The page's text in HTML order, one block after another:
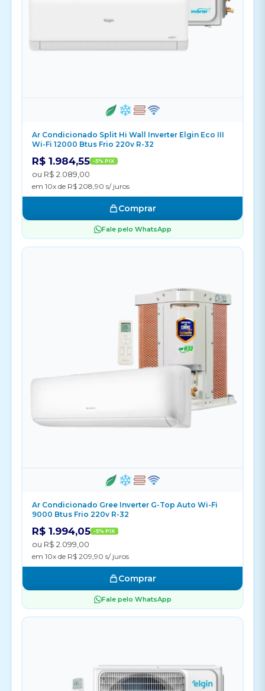
Ar Condicionado Split Hi Wall Inverter Elgin Eco III
Wi-Fi 12000 Btus Frio 220v R-32
R$ 1.984,55 -5% PIX
ou R$ 2.089,00
em 10x de R$ 208,90 s/ juros
Comprar
Fale pelo WhatsApp
Ar Condicionado Gree Inverter G-Top Auto Wi-Fi
9000 Btus Frio 220v R-32
R$ 1.994,05 -5% PIX
ou R$ 2.099,00
em 10x de R$ 209,90 s/ juros
Comprar
Fale pelo WhatsApp